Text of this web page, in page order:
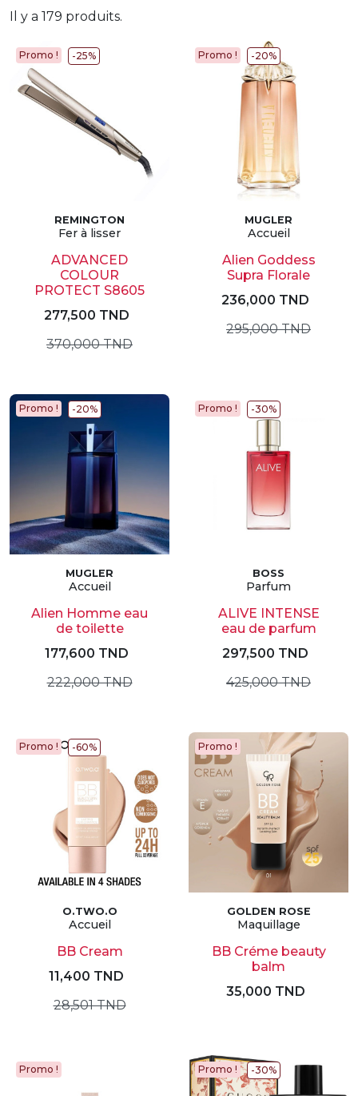
Il y a 179 produits.
Promo ! -25%
REMINGTON
Fer à lisser
ADVANCED
COLOUR
PROTECT S8605
277,500 TND
370,000 TND
Promo ! -20%
MUGLER
Accueil
Alien Goddess
Supra Florale
236,000 TND
295,000 TND
Promo ! -20%
MUGLER
Accueil
Alien Homme eau
de toilette
177,600 TND
222,000 TND
Promo ! -30%
BOSS
Parfum
ALIVE INTENSE
eau de parfum
297,500 TND
425,000 TND
Promo ! -60%
O.TWO.O
Accueil
BB Cream
11,400 TND
28,501 TND
Promo !
GOLDEN ROSE
Maquillage
BB Créme beauty
balm
35,000 TND
Promo ! Promo ! -30%